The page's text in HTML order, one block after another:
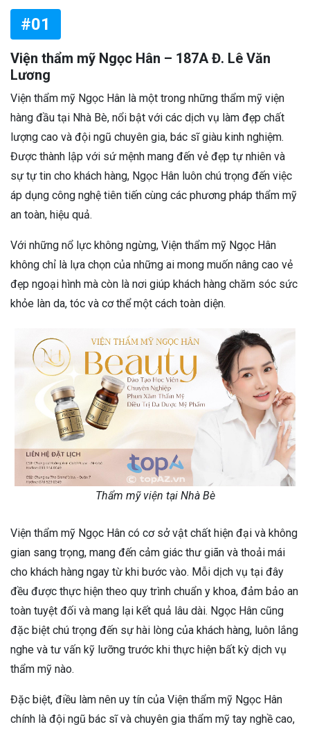
#01
Viện thẩm mỹ Ngọc Hân – 187A Đ. Lê Văn
Lương
Viện thẩm mỹ Ngọc Hân là một trong những thẩm mỹ viện
hàng đầu tại Nhà Bè, nổi bật với các dịch vụ làm đẹp chất
lượng cao và đội ngũ chuyên gia, bác sĩ giàu kinh nghiệm.
Được thành lập với sứ mệnh mang đến vẻ đẹp tự nhiên và
sự tự tin cho khách hàng, Ngọc Hân luôn chú trọng đến việc
áp dụng công nghệ tiên tiến cùng các phương pháp thẩm mỹ
an toàn, hiệu quả.
Với những nổ lực không ngừng, Viện thẩm mỹ Ngọc Hân
không chỉ là lựa chọn của những ai mong muốn nâng cao vẻ
đẹp ngoại hình mà còn là nơi giúp khách hàng chăm sóc sức
khỏe làn da, tóc và cơ thể một cách toàn diện.
Thẩm mỹ viện tại Nhà Bè
Viện thẩm mỹ Ngọc Hân có cơ sở vật chất hiện đại và không
gian sang trọng, mang đến cảm giác thư giãn và thoải mái
cho khách hàng ngay từ khi bước vào. Mỗi dịch vụ tại đây
đều được thực hiện theo quy trình chuẩn y khoa, đảm bảo an
toàn tuyệt đối và mang lại kết quả lâu dài. Ngọc Hân cũng
đặc biệt chú trọng đến sự hài lòng của khách hàng, luôn lắng
nghe và tư vấn kỹ lưỡng trước khi thực hiện bất kỳ dịch vụ
thẩm mỹ nào.
Đặc biệt, điều làm nên uy tín của Viện thẩm mỹ Ngọc Hân
chính là đội ngũ bác sĩ và chuyên gia thẩm mỹ tay nghề cao,